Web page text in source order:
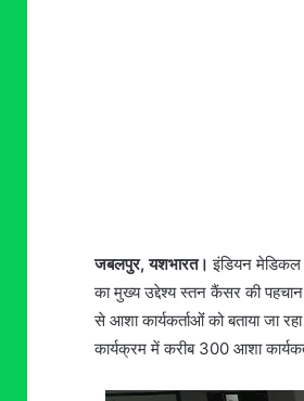
जबलपुर, यशभारत। इंडियन मेडिकल
का मुख्य उद्देश्य स्तन कैंसर की
से आशा कार्यकर्ताओंं को बताया जा
कार्यक्रम में करीब 300 आशा